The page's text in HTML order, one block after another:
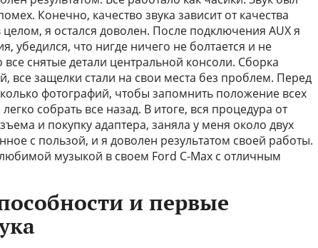
Конечно, качество звука зависит от качества
я остался доволен. После подключения AUX я
убедился, что нигде ничего не болтается и не
все снятые детали центральной консоли. Сборка
все защелки стали на свои места без проблем. Перед
фотографий, чтобы запомнить положение всех
собрать все назад. В итоге, вся процедура от
и покупку адаптера, заняла у меня около двух
с пользой, и я доволен результатом своей работы.
музыкой в своем Ford C-Max с отличным
и первые